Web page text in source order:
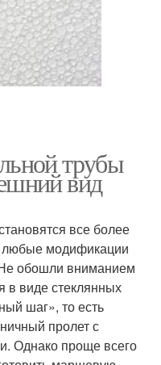
трубы
вид
все более
любые модификации
обошли вниманием
виде стеклянных
шаг», то есть
пролет с
Однако проще всего